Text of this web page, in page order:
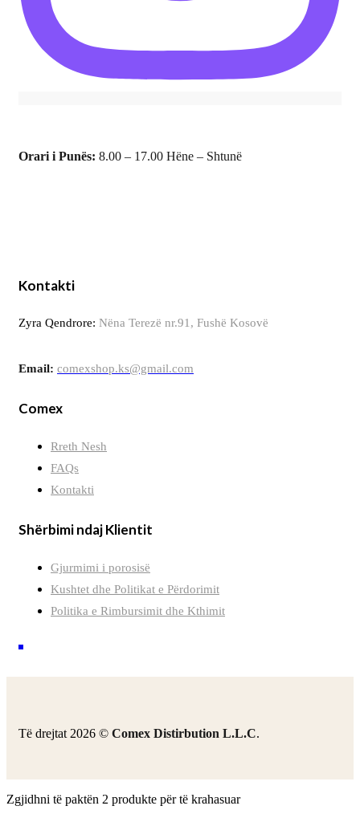
Orari i Punës: 8.00 – 17.00 Hëne – Shtunë
Kontakti
Zyra Qendrore: Nëna Terezë nr.91, Fushë Kosovë
Email: comexshop.ks@gmail.com
Comex
Rreth Nesh
FAQs
Kontakti
Shërbimi ndaj Klientit
Gjurmimi i porosisë
Kushtet dhe Politikat e Përdorimit
Politika e Rimbursimit dhe Kthimit
Të drejtat 2026 © Comex Distirbution L.L.C.
Zgjidhni të paktën 2 produkte për të krahasuar